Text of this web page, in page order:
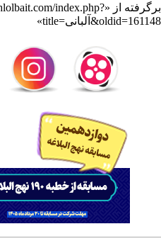
برگرفته از «index.php?
title=آلبانی&oldid=161148
»